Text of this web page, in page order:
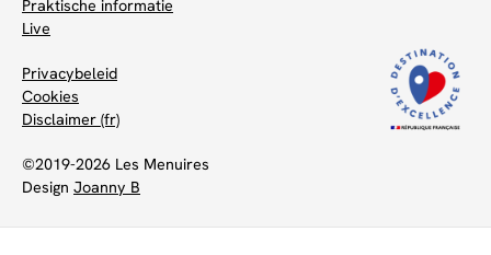
Praktische informatie
Live
Privacybeleid
Cookies
Disclaimer (fr)
©2019-2026 Les Menuires
Design Joanny B